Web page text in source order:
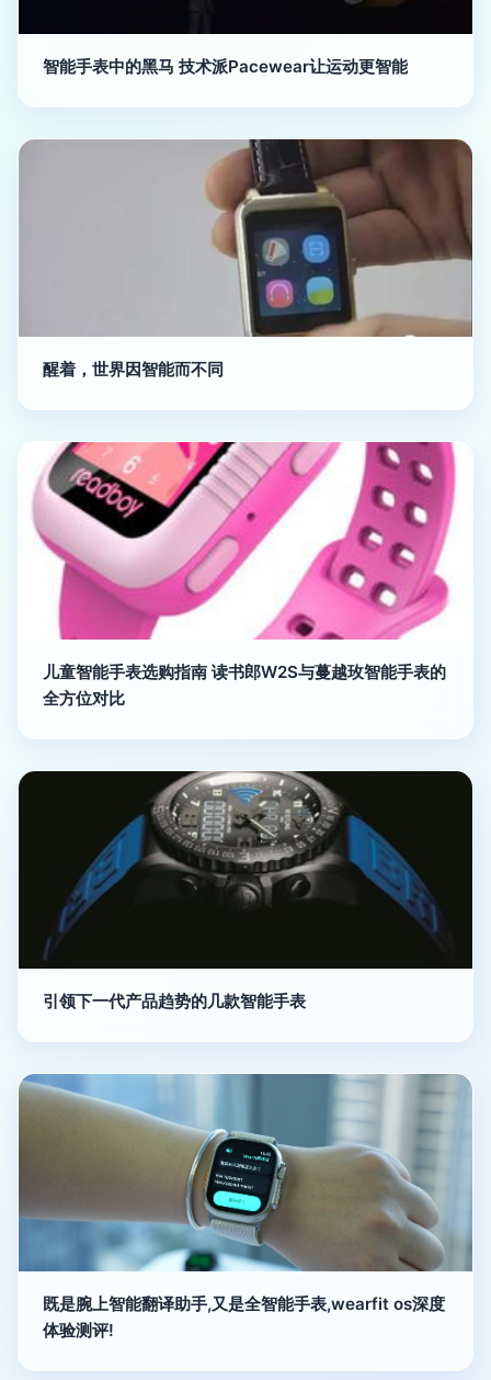
智能手表中的黑马 技术派Pacewear让运动更智能
醒着，世界因智能而不同
儿童智能手表选购指南 读书郎W2S与蔓越玫智能手表的
全方位对比
引领下一代产品趋势的几款智能手表
既是腕上智能翻译助手,又是全智能手表,wearfit os深度
体验测评!